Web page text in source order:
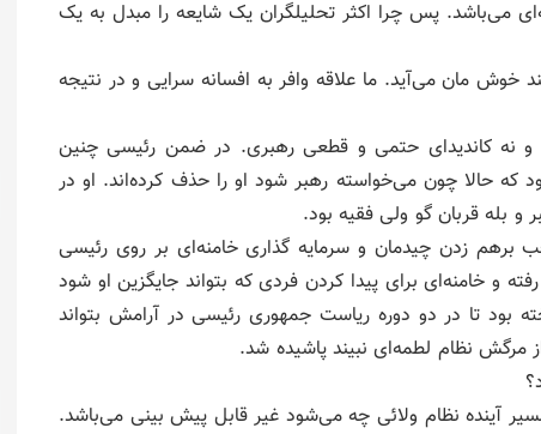
می‌باشد. پس چرا اکثر تحلیلگران یک شایعه را مبدل به یک
مان می‌آید. ما علاقه وافر به افسانه سرایی و در نتیجه
و نه کاندیدای حتمی و قطعی رهبری. در ضمن رئیسی چنین
حالا چون می‌خواسته رهبر شود او را حذف کرده‌اند. او در
و بله قربان گو ولی فقیه بود.
برهم زدن چیدمان و سرمایه گذاری خامنه‌ای بر روی رئیسی
و خامنه‌ای برای پیدا کردن فردی که بتواند جایگزین او شود
بود تا در دو دوره ریاست جمهوری رئیسی در آرامش‌ بتواند
مرگش نظام لطمه‌ای نبیند پاشیده شد‌‌.
آینده نظام ولائی چه می‌شود غیر قابل پیش بینی می‌باشد.